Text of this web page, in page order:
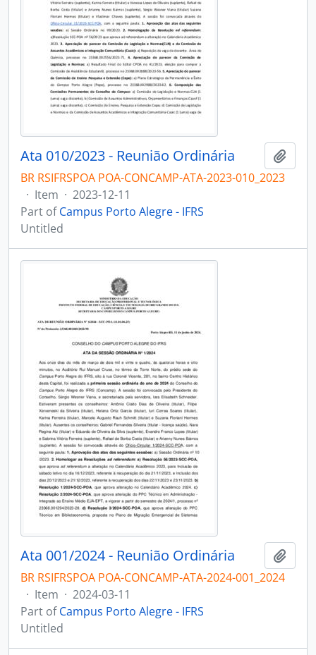
Ata 010/2023 - Reunião Ordinária
BR RSIFRSPOA POA-CONCAMP-ATA-2023-010_2023
· Item · 2023-12-11
Part ofCampus Porto Alegre - IFRS
Untitled
Ata 001/2024 - Reunião Ordinária
BR RSIFRSPOA POA-CONCAMP-ATA-2024-001_2024
· Item · 2024-03-11
Part ofCampus Porto Alegre - IFRS
Untitled